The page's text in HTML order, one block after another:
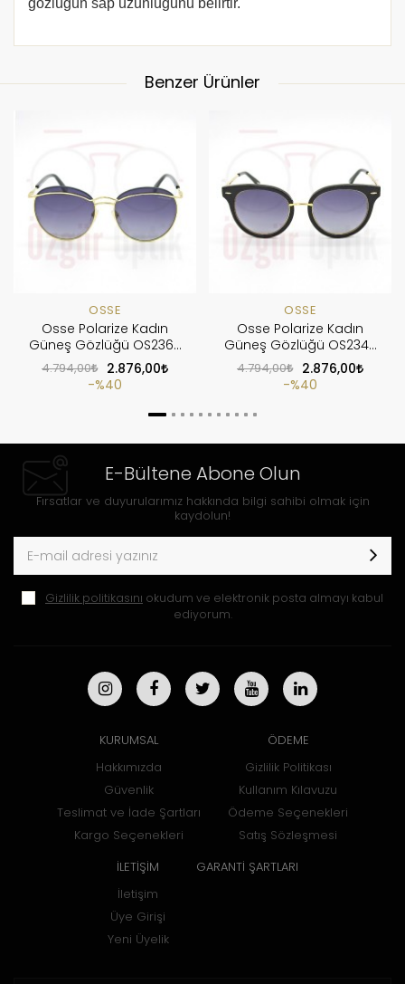
gözlüğün sap uzunluğunu belirtir.
Benzer Ürünler
OSSE
Osse Polarize Kadın
Güneş Gözlüğü OS2360
C4
4.794,00
2.876,00
%40
OSSE
Osse Polarize Kadın
Güneş Gözlüğü OS2348
C1
4.794,00
2.876,00
%40
E-Bültene Abone Olun
Fırsatlar ve duyurularımız hakkında bilgi sahibi olmak için
kaydolun!
Gizlilik politikasını okudum ve elektronik posta almayı kabul
ediyorum.
KURUMSAL
Hakkımızda
Güvenlik
Teslimat ve İade Şartları
Kargo Seçenekleri
ÖDEME
Gizlilik Politikası
Kullanım Kılavuzu
Ödeme Seçenekleri
Satış Sözleşmesi
İLETİŞİM
İletişim
Üye Girişi
Yeni Üyelik
GARANTİ ŞARTLARI